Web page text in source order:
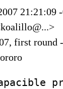
21:21:09
first round